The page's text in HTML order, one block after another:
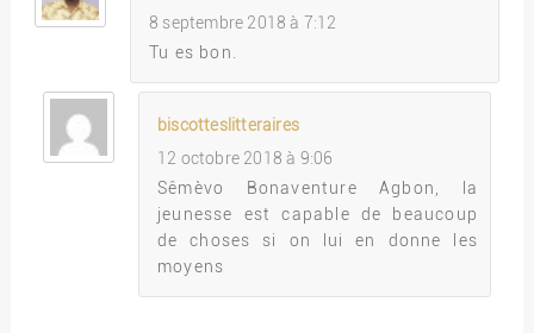
8 septembre 2018 à 7:12
Tu es bon.
biscotteslitteraires
12 octobre 2018 à 9:06
Sêmèvo Bonaventure Agbon, la
jeunesse est capable de beaucoup
de choses si on lui en donne les
moyens